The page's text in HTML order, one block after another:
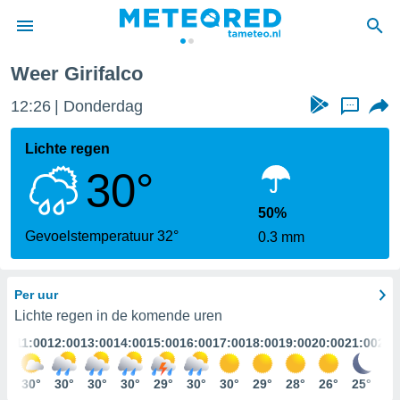
door
verstrekte
hoge
hebt de
voor
op basis
Weer Girifalco
12:27 Donderdag ...
Lichte regen
30°
Gevoelstemperatuur 32°
50%
0.3 mm
Per uur
Lichte regen in de komende uren
11:00
30°
12:00
30°
13:00
30°
14:00
30°
15:00
29°
16:00
30°
17:00
30°
18:00
29°
19:00
28°
20:00
26°
21:00
25°